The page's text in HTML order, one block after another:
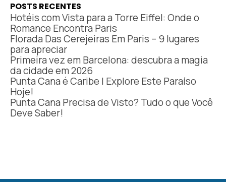
POSTS RECENTES
Hotéis com Vista para a Torre Eiffel: Onde o
Romance Encontra Paris
Florada Das Cerejeiras Em Paris – 9 lugares
para apreciar
Primeira vez em Barcelona: descubra a magia
da cidade em 2026
Punta Cana é Caribe | Explore Este Paraíso
Hoje!
Punta Cana Precisa de Visto? Tudo o que Você
Deve Saber!